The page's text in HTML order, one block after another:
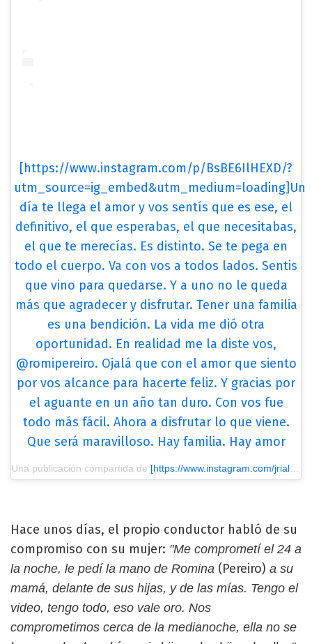
[https://www.instagram.com/p/BsBE6IlHEXD/?
utm_source=ig_embed&utm_medium=loading]Un
día te llega el amor y vos sentís que es ese, el
definitivo, el que esperabas, el que necesitabas,
el que te merecías. Es distinto. Se te pega en
todo el cuerpo. Va con vos a todos lados. Sentis
que vino para quedarse. Y a uno no le queda
más que agradecer y disfrutar. Tener una familia
es una bendición. La vida me dió otra
oportunidad. En realidad me la diste vos,
@romipereiro. Ojalá que con el amor que siento
por vos alcance para hacerte feliz. Y gracias por
el aguante en un año tan duro. Con vos fue
todo más fácil. Ahora a disfrutar lo que viene.
Que será maravilloso. Hay familia. Hay amor
Una publicación compartida de [https://www.instagram.com/jrial/?utm_source=ig_embed&utm_medium=loading] Jorge Rial
Hace unos días, el propio conductor habló de su
compromiso con su mujer: "Me comprometí el 24 a
la noche, le pedí la mano de Romina (Pereiro) a su
mamá, delante de sus hijas, y de las mías. Tengo el
video, tengo todo, eso vale oro. Nos
comprometimos cerca de la medianoche, ella no se